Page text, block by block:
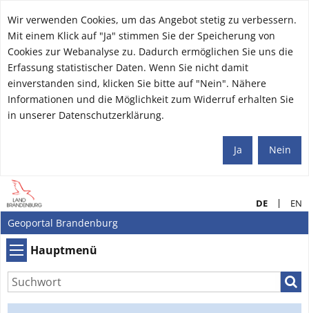
Wir verwenden Cookies, um das Angebot stetig zu verbessern.
Mit einem Klick auf "Ja" stimmen Sie der Speicherung von
Cookies zur Webanalyse zu. Dadurch ermöglichen Sie uns die
Erfassung statistischer Daten. Wenn Sie nicht damit
einverstanden sind, klicken Sie bitte auf "Nein". Nähere
Informationen und die Möglichkeit zum Widerruf erhalten Sie
in unserer Datenschutzerklärung.
Nein
Ja
DE EN
Geoportal Brandenburg
Hauptmenü
Hauptmenü